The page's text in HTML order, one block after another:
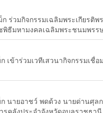
ร่วมกิจกรรมเฉลิมพระเกียรติพ
พิธีมหามงคลเฉลิมพระชนมพรร
เข้าร่วมเวทีเสวนากิจกรรมเชื่
นายอาชว์ พดด้วง นายด่านศุล
คลังประจำจังหวัดอุบลราชธานี